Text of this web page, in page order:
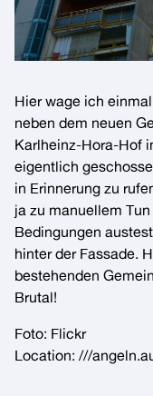
Hier wage ich
neben dem neuen
Karlheinz-Hora-Hof
eigentlich
in Erinnerung zu
ja zu manuellem
Bedingungen
hinter der Fassade.
bestehenden
Brutal!
Foto: Flickr
Location: ///